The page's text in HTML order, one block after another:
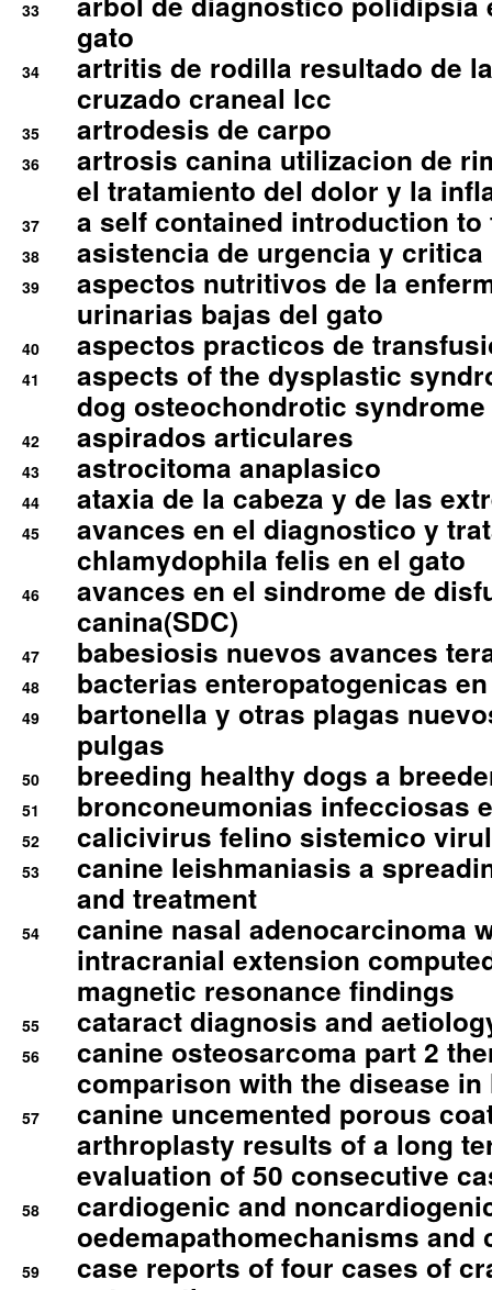
33
gato
34
artritis de rodilla resultado de
cruzado craneal lcc
35 artrodesis de carpo
36
artrosis canina utilizacion de
el tratamiento del dolor y la
37 a self contained introduction
38 asistencia de urgencia y
39
aspectos nutritivos de la
urinarias bajas del gato
40 aspectos practicos de
41
aspects of the dysplastic
dog osteochondrotic syndrome
42 aspirados articulares
43 astrocitoma anaplasico
44 ataxia de la cabeza y de las
45
avances en el diagnostico y
chlamydophila felis en el gato
46
avances en el sindrome de
canina(SDC)
47 babesiosis nuevos avances
48 bacterias enteropatogenicas
49
bartonella y otras plagas
pulgas
50 breeding healthy dogs a
51 bronconeumonias infecciosas
52 calicivirus felino sistemico
53
canine leishmaniasis a
and treatment
54
canine nasal adenocarcinoma
intracranial extension
magnetic resonance findings
55 cataract diagnosis and
56
canine osteosarcoma part 2
comparison with the disease in
57
canine uncemented porous
arthroplasty results of a long
evaluation of 50 consecutive
58
cardiogenic and
oedemapathomechanisms and
59
case reports of four cases of